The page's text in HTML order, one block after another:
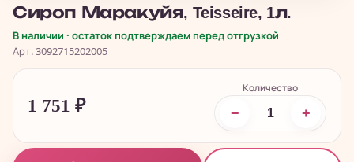
Сироп Маракуйя, Teisseire, 1л.
В наличии · остаток подтверждаем перед отгрузкой
Арт. 3092715202005
1 751 ₽
Количество
− +